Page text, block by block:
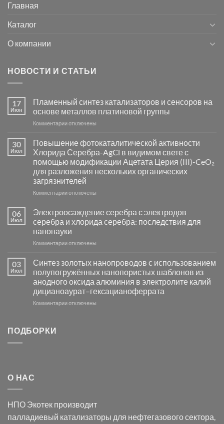
Главная
Каталог
О компании
НОВОСТИ И СТАТЬИ
17
Июн
Пламенный синтез катализаторов и сенсоров на
основе металлов платиновой группы
Комментариик
Пламенный
синтез
катализаторов
и
сенсоров
на
основе
группы
отключены
30
Июл
Повышение фотокаталитической активности
Хлорида Серебра-AgCl в видимом свете с
помощью модификации Ацетата Церия (III)-CeO₂
для разложения нескольких органических
загрязнителей
Комментариик
фотокаталитической
активности
Хлорида
Серебра-
в
видимом
свете
с
помощью
модификации
отключены
06
Июл
Электроосаждение серебра с электродов
серебра и хлорида серебра: последствия для
нанонауки
Комментариик
серебра
с
электродов
серебра
и
отключены
03
Июл
Синтез золотых нанопроводов с использованием
полупогружённых нанопористых шаблонов из
анодного оксида алюминия в электролите калий
дицианоаурат–гексацианоферрата
Комментариик
оксида
в
отключены
ПОДБОРКИ
О НАС
НПО Экотек производит
палладиевый катализаторы для нефтегазового сектора,